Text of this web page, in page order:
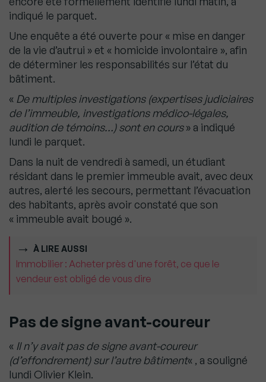
indiqué le parquet.
Une enquête a été ouverte pour « mise en danger
de la vie d’autrui » et « homicide involontaire », afin
de déterminer les responsabilités sur l’état du
bâtiment.
« De multiples investigations (expertises judiciaires
de l’immeuble, investigations médico-légales,
audition de témoins…) sont en cours» a indiqué
lundi le parquet.
Dans la nuit de vendredi à samedi, un étudiant
résidant dans le premier immeuble avait, avec deux
autres, alerté les secours, permettant l’évacuation
des habitants, après avoir constaté que son
« immeuble avait bougé ».
À LIRE AUSSI
Immobilier : Acheter près d'une forêt, ce que le
vendeur est obligé de vous dire
Pas de signe avant-coureur
« Il n’y avait pas de signe avant-coureur
(d’effondrement) sur l’autre bâtiment« , a souligné
lundi Olivier Klein.